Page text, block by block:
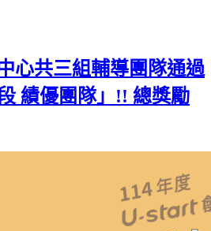
心共三組輔導團隊通過
績優團隊」!! 總獎勵